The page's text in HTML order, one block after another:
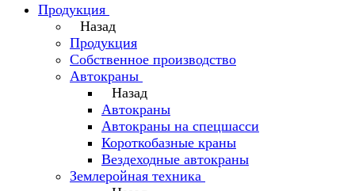
Продукция
Назад
Продукция
Собственное производство
Автокраны
Назад
Автокраны
Автокраны на спецшасси
Короткобазные краны
Вездеходные автокраны
Землеройная техника